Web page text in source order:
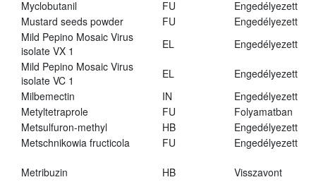
Myclobutanil FU
Engedélyezett
Mustard seeds powder
FU
Engedélyezett
Mild Pepino Mosaic Virus
isolate VX 1
EL
Engedélyezett
Mild Pepino Mosaic Virus
isolate VC 1
EL
Engedélyezett
Milbemectin
IN
Engedélyezett
Metyltetraprole
FU
Folyamatban
Metsulfuron-methyl
HB
Engedélyezett
Metschnikowia fructicola
FU Engedélyezett
Metribuzin HB Visszavont